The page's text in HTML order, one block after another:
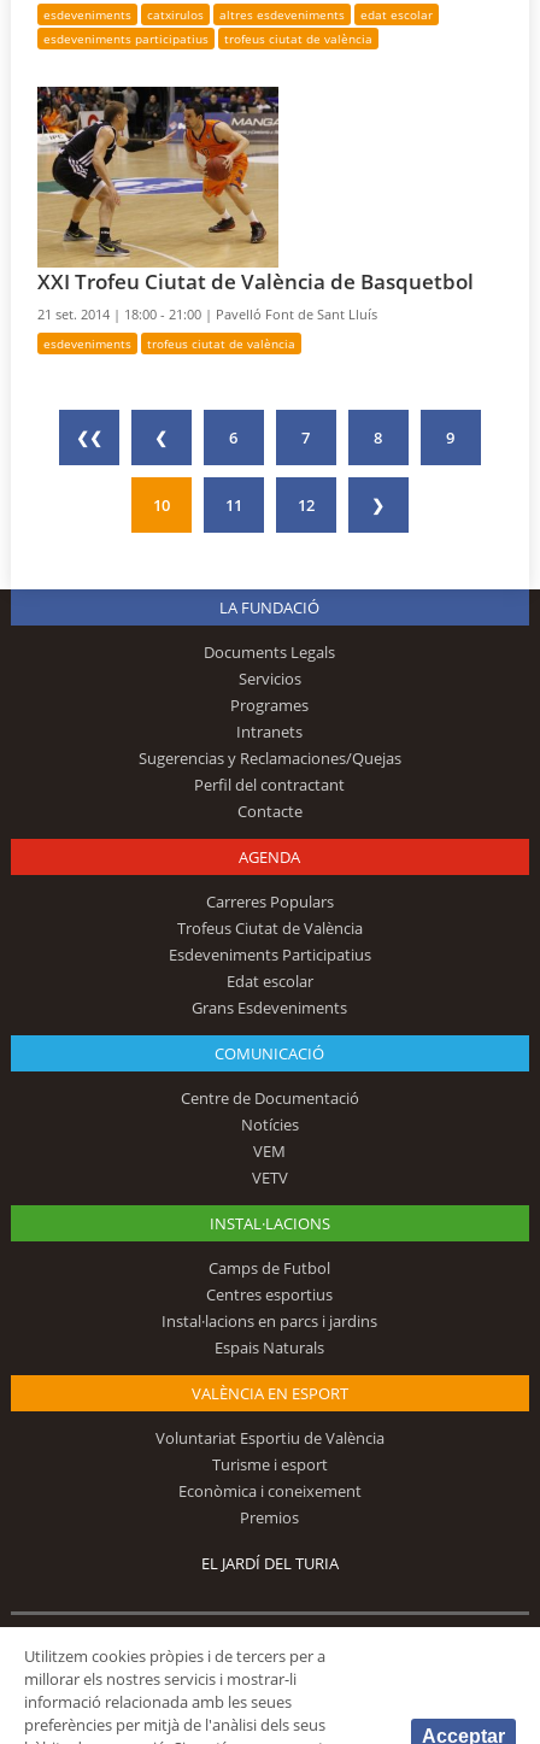
esdeveniments catxirulos altres esdeveniments
edat escolar
esdeveniments participatius
trofeus ciutat de valència
XXI Trofeu Ciutat de València de Basquetbol
21 set. 2014 | 18:00 - 21:00 | Pavelló Font de Sant Lluís
esdeveniments trofeus ciutat de valència
❮❮ ❮ 6 7 8 9
10 11 12 ❯
LA FUNDACIÓ
Documents Legals
Servicios
Programes
Intranets
Sugerencias y Reclamaciones/Quejas
Perfil del contractant
Contacte
AGENDA
Carreres Populars
Trofeus Ciutat de València
Esdeveniments Participatius
Edat escolar
Grans Esdeveniments
COMUNICACIÓ
Centre de Documentació
Notícies
VEM
VETV
INSTAL·LACIONS
Camps de Futbol
Centres esportius
Instal·lacions en parcs i jardins
Espais Naturals
VALÈNCIA EN ESPORT
Voluntariat Esportiu de València
Turisme i esport
Econòmica i coneixement
Premios
EL JARDÍ DEL TURIA
Utilitzem cookies pròpies i de tercers per a
millorar els nostres servicis i mostrar-li
informació relacionada amb les seues
preferències per mitjà de l'anàlisi dels seus
Acceptar